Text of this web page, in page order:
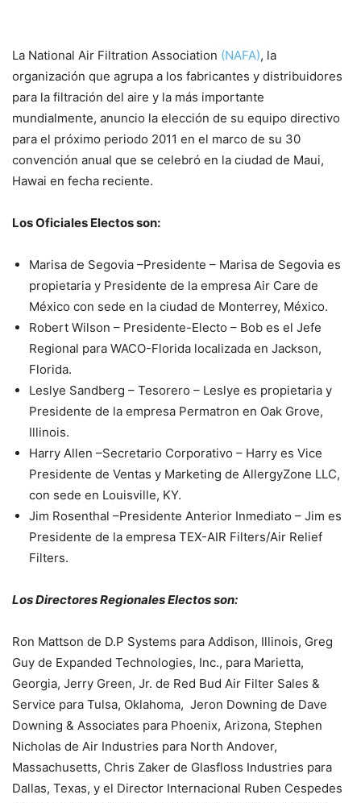
La National Air Filtration Association (NAFA), la
organización que agrupa a los fabricantes y distribuidores
para la filtración del aire y la más importante
mundialmente, anuncio la elección de su equipo directivo
para el próximo periodo 2011 en el marco de su 30
convención anual que se celebró en la ciudad de Maui,
Hawai en fecha reciente.
Los Oficiales Electos son:
Marisa de Segovia –Presidente – Marisa de Segovia es
propietaria y Presidente de la empresa Air Care de
México con sede en la ciudad de Monterrey, México.
Robert Wilson – Presidente-Electo – Bob es el Jefe
Regional para WACO-Florida localizada en Jackson,
Florida.
Leslye Sandberg – Tesorero – Leslye es propietaria y
Presidente de la empresa Permatron en Oak Grove,
Illinois.
Harry Allen –Secretario Corporativo – Harry es Vice
Presidente de Ventas y Marketing de AllergyZone LLC,
con sede en Louisville, KY.
Jim Rosenthal –Presidente Anterior Inmediato – Jim es
Presidente de la empresa TEX-AIR Filters/Air Relief
Filters.
Los Directores Regionales Electos son:
Ron Mattson de D.P Systems para Addison, Illinois, Greg
Guy de Expanded Technologies, Inc., para Marietta,
Georgia, Jerry Green, Jr. de Red Bud Air Filter Sales &
Service para Tulsa, Oklahoma, Jeron Downing de Dave
Downing & Associates para Phoenix, Arizona, Stephen
Nicholas de Air Industries para North Andover,
Massachusetts, Chris Zaker de Glasfloss Industries para
Dallas, Texas, y el Director Internacional Ruben Cespedes